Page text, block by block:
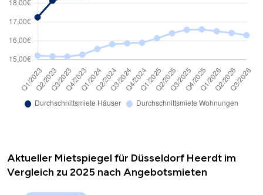
Aktueller Mietspiegel für Düsseldorf Heerdt im
Vergleich zu 2025 nach Angebotsmieten